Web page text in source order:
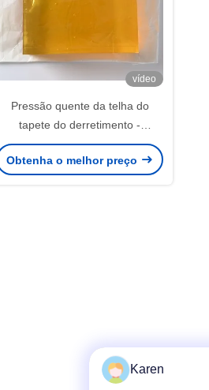
vídeo
Pressão quente da telha do
tapete do derretimento -
esparadrapo sensível para o
papel da decoração da parede
Obtenha o melhor preço
Karen